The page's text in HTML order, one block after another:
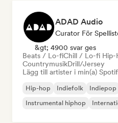
ADAD Audio
Curator För
&gt; 4900 svar ges
Beats / Lo-fiChill / Lo-fi Hip-
CountrymusikDrill/Jersey
Lägg till artister i min(a)
Hip-hop Indiefolk Indiepop
Instrumental hiphop